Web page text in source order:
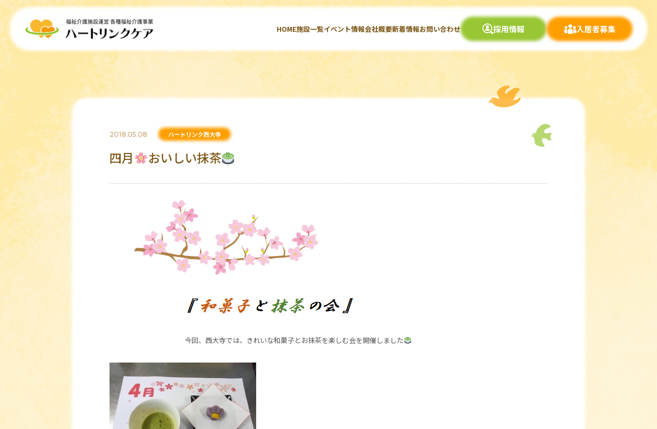
HOME施設一覧イベント情報会社概要新着情報お問い合わせ 採用情報 入居者募集
2018.05.08 ハートリンク西大寺
四月 おいしい抹茶
今回、西大寺では、きれいな和菓子とお抹茶を楽しむ会を開催しました